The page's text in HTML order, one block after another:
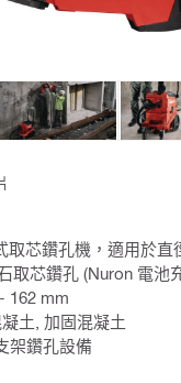
取芯鑽孔機，適用於直
取芯鑽孔 (Nuron 電池
162 mm
土, 加固混凝土
架鑽孔設備